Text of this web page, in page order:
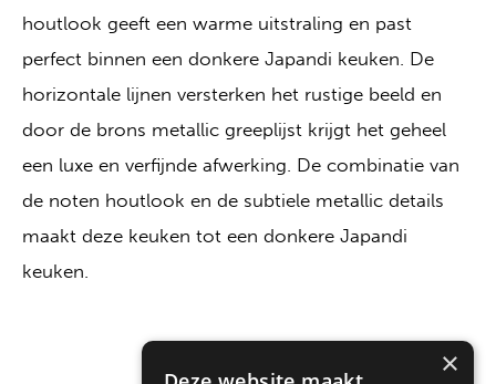
houtlook geeft een warme uitstraling en past
perfect binnen een donkere Japandi keuken. De
horizontale lijnen versterken het rustige beeld en
door de brons metallic greeplijst krijgt het geheel
een luxe en verfijnde afwerking. De combinatie van
de noten houtlook en de subtiele metallic details
maakt deze keuken tot een donkere Japandi
keuken.
×